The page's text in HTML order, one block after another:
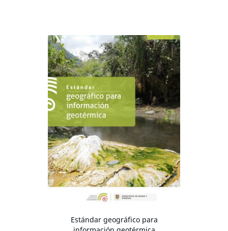
Estándar geográfico para